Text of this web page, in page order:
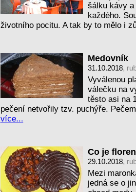
šálku kávy a
každého.
životního pocitu. A tak by to mělo i
Medovník
31.10.2018,
Vyválenou
válečku na
těsto asi na
pečení netvořily tzv. puchýře.
více...
Co je
29.10.2018,
Mezi
jedná se o